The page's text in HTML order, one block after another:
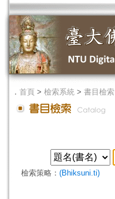
． 首頁 > 檢索系統 > 書目檢索
檢索策略： (Bhiksuni.ti)